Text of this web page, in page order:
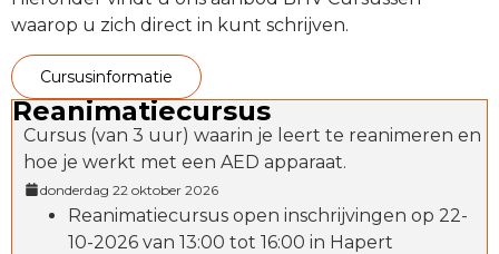
waarop u zich direct in kunt schrijven.
cursusinformatie
Reanimatiecursus
Cursus (van 3 uur) waarin je leert te reanimeren en
hoe je werkt met een AED apparaat.
donderdag 22 oktober 2026
Reanimatiecursus open inschrijvingen op 22-
10-2026 van 13:00 tot 16:00 in Hapert